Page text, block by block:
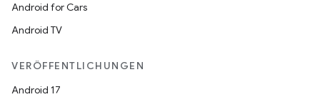
Android for Cars
Android TV
VERÖFFENTLICHUNGEN
Android 17